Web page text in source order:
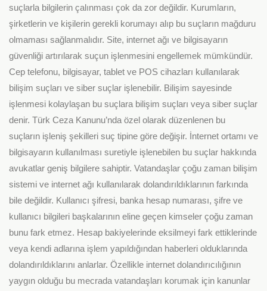
suçlarla bilgilerin çalınması çok da zor değildir. Kurumların,
şirketlerin ve kişilerin gerekli korumayı alıp bu suçların mağduru
olmaması sağlanmalıdır. Site, internet ağı ve bilgisayarın
güvenliği artırılarak suçun işlenmesini engellemek mümkündür.
Cep telefonu, bilgisayar, tablet ve POS cihazları kullanılarak
bilişim suçları ve siber suçlar işlenebilir. Bilişim sayesinde
işlenmesi kolaylaşan bu suçlara bilişim suçları veya siber suçlar
denir. Türk Ceza Kanunu’nda özel olarak düzenlenen bu
suçların işleniş şekilleri suç tipine göre değişir. İnternet ortamı ve
bilgisayarın kullanılması suretiyle işlenebilen bu suçlar hakkında
avukatlar geniş bilgilere sahiptir. Vatandaşlar çoğu zaman bilişim
sistemi ve internet ağı kullanılarak dolandırıldıklarının farkında
bile değildir. Kullanıcı şifresi, banka hesap numarası, şifre ve
kullanıcı bilgileri başkalarının eline geçen kimseler çoğu zaman
bunu fark etmez. Hesap bakiyelerinde eksilmeyi fark ettiklerinde
veya kendi adlarına işlem yapıldığından haberleri olduklarında
dolandırıldıklarını anlarlar. Özellikle internet dolandırıcılığının
yaygın olduğu bu mecrada vatandaşları korumak için kanunlar